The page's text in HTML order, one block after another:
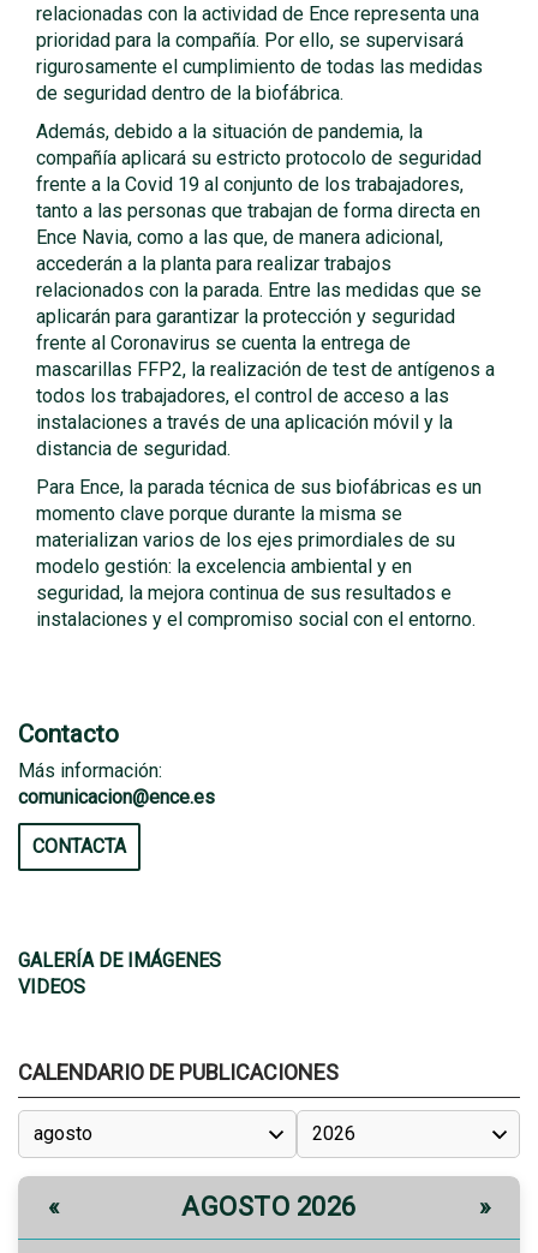
relacionadas con la actividad de Ence representa una
prioridad para la compañía. Por ello, se supervisará
rigurosamente el cumplimiento de todas las medidas
de seguridad dentro de la biofábrica.
Además, debido a la situación de pandemia, la
compañía aplicará su estricto protocolo de seguridad
frente a la Covid 19 al conjunto de los trabajadores,
tanto a las personas que trabajan de forma directa en
Ence Navia, como a las que, de manera adicional,
accederán a la planta para realizar trabajos
relacionados con la parada. Entre las medidas que se
aplicarán para garantizar la protección y seguridad
frente al Coronavirus se cuenta la entrega de
mascarillas FFP2, la realización de test de antígenos a
todos los trabajadores, el control de acceso a las
instalaciones a través de una aplicación móvil y la
distancia de seguridad.
Para Ence, la parada técnica de sus biofábricas es un
momento clave porque durante la misma se
materializan varios de los ejes primordiales de su
modelo gestión: la excelencia ambiental y en
seguridad, la mejora continua de sus resultados e
instalaciones y el compromiso social con el entorno.
Contacto
Más información:
comunicacion@ence.es
CONTACTA
GALERÍA DE IMÁGENES
VIDEOS
CALENDARIO DE PUBLICACIONES
« AGOSTO 2026 »